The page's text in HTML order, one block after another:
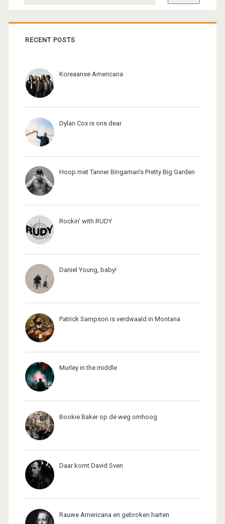
RECENT POSTS
Koreaanse Americana
Dylan Cox is ons dear
Hoop met Tanner Bingaman's Pretty Big Garden
Rockin' with RUDY
Daniel Young, baby!
Patrick Sampson is verdwaald in Montana
Murley in the middle
Bookie Baker op de weg omhoog
Daar komt David Sven
Rauwe Americana en gebroken harten